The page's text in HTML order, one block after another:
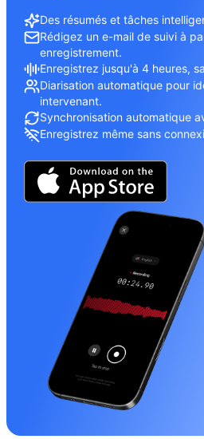
Des résumés et tâches
Rédigez un e-mail de suivi à
enregistrement.
Enregistrez jusqu'à 4 heures,
Diarisation automatique pour
intervenant.
Synchronisation automatique
Enregistrez même sans